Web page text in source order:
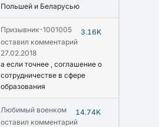
Польшей и Беларусью
Призывник-1001005
3.16K
оставил комментарий
27.02.2018
а если точнее , соглашение о
сотрудничестве в сфере
образования
Любимый военком
14.74K
оставил комментарий